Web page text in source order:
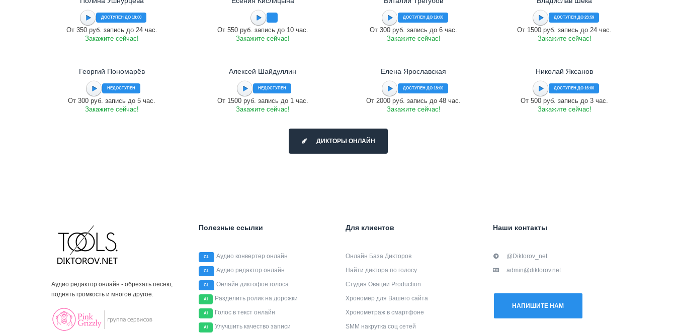
ДОСТУПЕН ДО 18:00
От 350 руб. запись до 24 час.
Закажите сейчас!
От 550 руб. запись до 10 час.
Закажите сейчас!
ДОСТУПЕН ДО 19:00
От 300 руб. запись до 6 час.
Закажите сейчас!
ДОСТУПЕН ДО 23:59
От 1500 руб. запись до 24 час.
Закажите сейчас!
Георгий Пономарёв
НЕДОСТУПЕН
От 300 руб. запись до 5 час.
Закажите сейчас!
Алексей Шайдуллин
НЕДОСТУПЕН
От 1500 руб. запись до 1 час.
Закажите сейчас!
Елена Ярославская
ДОСТУПЕН ДО 18:00
От 2000 руб. запись до 48 час.
Закажите сейчас!
Николай Яксанов
ДОСТУПЕН ДО 16:00
От 500 руб. запись до 3 час.
Закажите сейчас!
ДИКТОРЫ ОНЛАЙН
Аудио редактор онлайн - обрезать песню,
поднять громкость и многое другое.
Полезные ссылки
CL Аудио конвертер онлайн
CL Аудио редактор онлайн
CL Онлайн диктофон голоса
AI Разделить ролик на дорожки
AI Голос в текст онлайн
AI Улучшить качество записи
Для клиентов
Онлайн База Дикторов
Найти диктора по голосу
Студия Овации Production
Хрономер для Вашего сайта
Хронометраж в смартфоне
SMM накрутка соц сетей
Наши контакты
@Diktorov_net
admin@diktorov.net
НАПИШИТЕ НАМ